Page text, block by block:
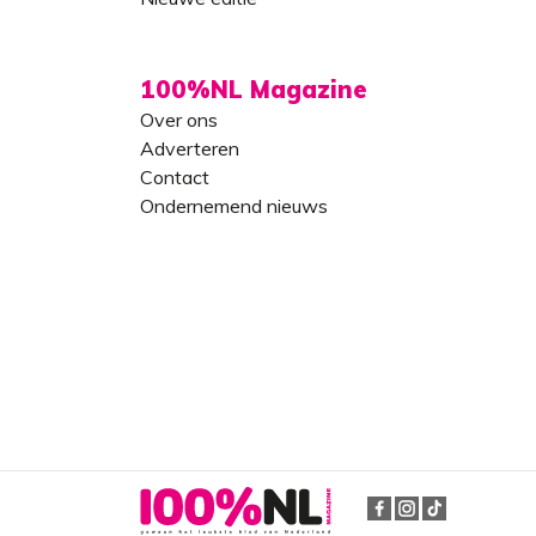
100%NL Magazine
Over ons
Adverteren
Contact
Ondernemend nieuws